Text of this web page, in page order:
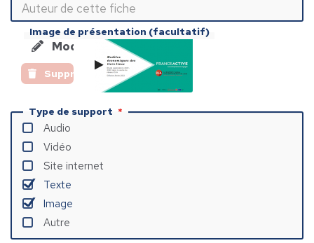
Image de présentation (facultatif)
Modifier l'image
Supprimer l'image
Type de support
Audio
Vidéo
Site internet
Texte
Image
Autre